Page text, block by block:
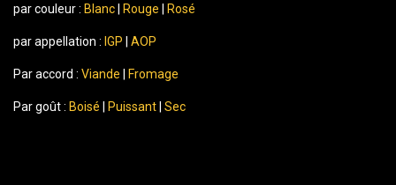
par couleur : Blanc Rouge Rosé
par appellation : IGP AOP
Par accord : Viande Fromage
Par goût : Boisé Puissant Sec